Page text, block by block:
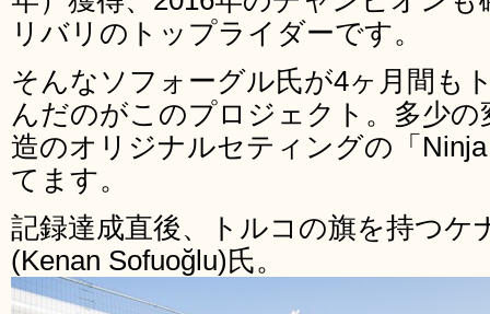
リバリのトップライダーです。
そんなソフォーグル氏が4ヶ月間も
んだのがこのプロジェクト。多少
造のオリジナルセティングの「
てます。
記録達成直後、トルコの旗を持つケ
(Kenan Sofuoğlu)氏。